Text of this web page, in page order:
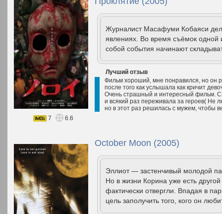
Журналист Масафуми Кобаяси
явлениях. Во время съёмок одной
собой события начинают
Лучший отзыв
Фильм хороший, мне понравился, но он
после того как услышала как кричит
Очень страшный и интересный фильм.
и всякий раз переживала за героев( Не
но в этот раз решилась с мужем, чтобы
7
6.6
October Moon (2005)
Эллиот — застенчивый молодой
Но в жизни Корина уже есть
фактически отвергли. Впадая в
цель заполучить того, кого он